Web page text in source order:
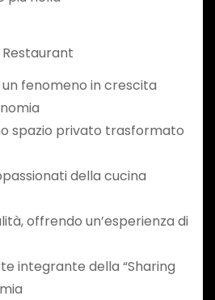
Restaurant
un fenomeno in crescita
spazio privato trasformato
della cucina
offrendo un’esperienza di
integrante della “Sharing